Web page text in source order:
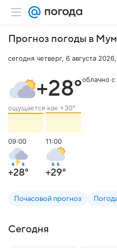
Прогноз погоды в
сегодня четверг, 6 августа
+28°
ощущается как +30°
облачно
09:00
+28°
11:00
+29°
Почасовой прогноз
Сегодня